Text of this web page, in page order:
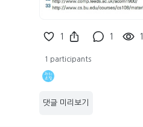
1 1
1 participants
댓글 미리보기